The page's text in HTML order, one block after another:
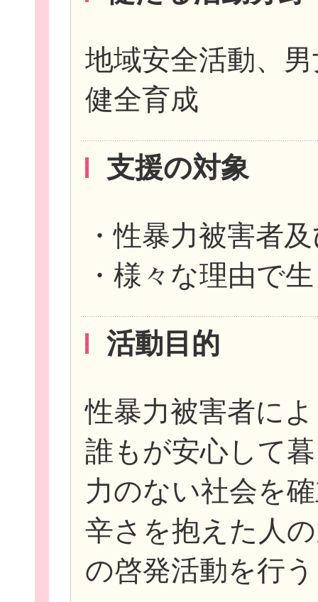
このサイトについて
地域安全活動、
健全育成
支援の対象
・性暴力被害者
・様々な理由で
活動目的
性暴力被害者に
誰もが安心して
力のない社会を
辛さを抱えた人
の啓発活動を行